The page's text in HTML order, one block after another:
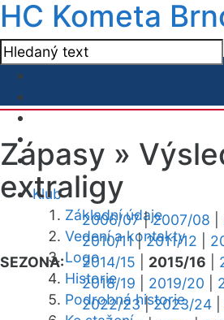
HC Kometa
Klub
Základní údaje
Vedení a kontakty
Logo
Historie
Podrobná historie
Zápasy »
extraligy
SEZONA:
2006/07|2007/08
2010/11|2011/12
2014/15
2015/16
2018/19
2019/20
2022/23|2023/24